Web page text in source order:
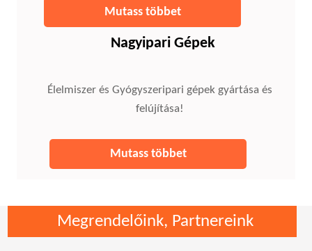
Mutass többet
Nagyipari Gépek
Élelmiszer és Gyógyszeripari gépek gyártása és
felújítása!
Mutass többet
Megrendelőink, Partnereink